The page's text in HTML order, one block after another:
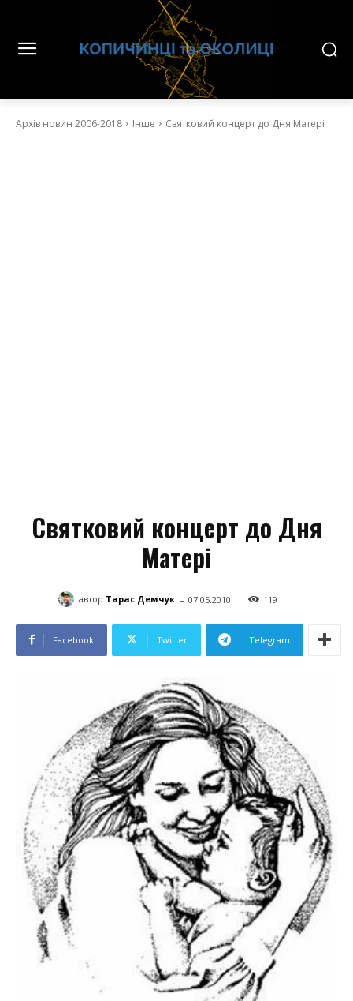
Архів новин 2006-2018 Інше Святковий концерт до Дня Матері
Святковий концерт до Дня
Матері
автор Тарас Демчук - 07.05.2010 119
Facebook Twitter Telegram